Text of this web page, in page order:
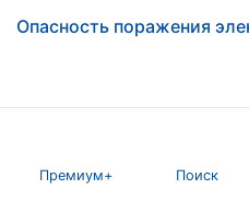
Опасность поражения
Премиум+ Поиск